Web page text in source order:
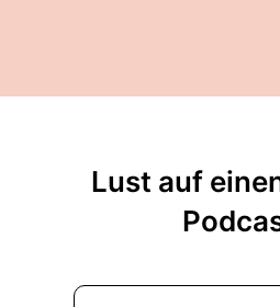
Lust auf